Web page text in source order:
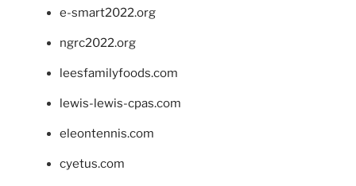
e-smart2022.org
ngrc2022.org
leesfamilyfoods.com
lewis-lewis-cpas.com
eleontennis.com
cyetus.com